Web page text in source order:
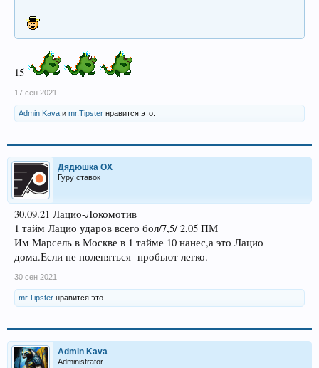
15
17 сен 2021
Admin Kava и mr.Tipster нравится это.
Дядюшка ОХ
Гуру ставок
30.09.21 Лацио-Локомотив
1 тайм Лацио ударов всего бол/7,5/ 2,05 ПМ
Им Марсель в Москве в 1 тайме 10 нанес,а это Лацио
дома.Если не поленяться- пробьют легко.
30 сен 2021
mr.Tipster нравится это.
Admin Kava
Administrator